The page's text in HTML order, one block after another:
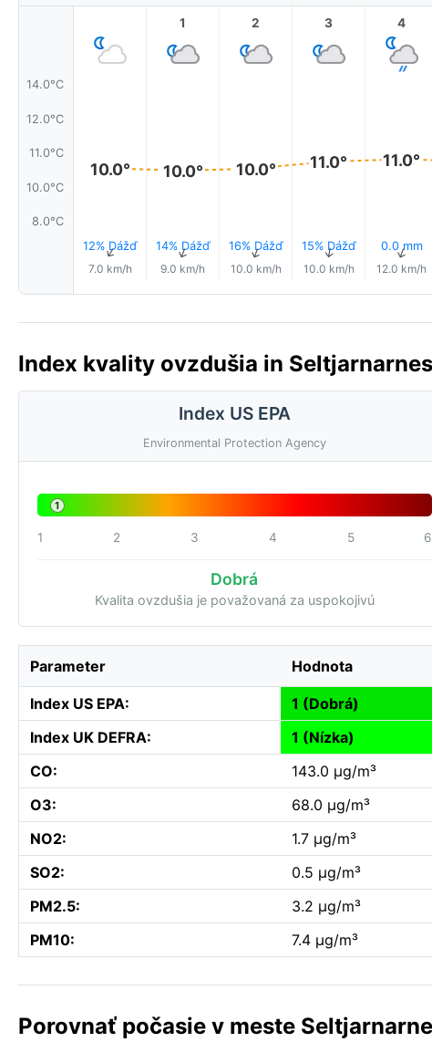
14.0°C
12.0°C
11.0°C
10.0°C
8.0°C
10.0°
12% Dážď
↑
7.0 km/h
1
10.0°
14% Dážď
↑
9.0 km/h
2
10.0°
16% Dážď
↑
10.0 km/h
3
11.0°
15% Dážď
↑
10.0 km/h
4
11.0°
0.0 mm
↑
12.0 km/h
Index kvality ovzdušia in
Index US EPA
Environmental Protection Agency
1
1 2 3 4 5 6
Dobrá
Kvalita ovzdušia je považovaná za uspokojivú
Parameter Hodnota
Index US EPA:
1 (Dobrá)
Index UK DEFRA:
1 (Nízka)
CO:
143.0 µg/m³
O3:
68.0 µg/m³
NO2:
1.7 µg/m³
SO2:
0.5 µg/m³
PM2.5:
3.2 µg/m³
PM10:
7.4 µg/m³
Porovnať počasie v meste